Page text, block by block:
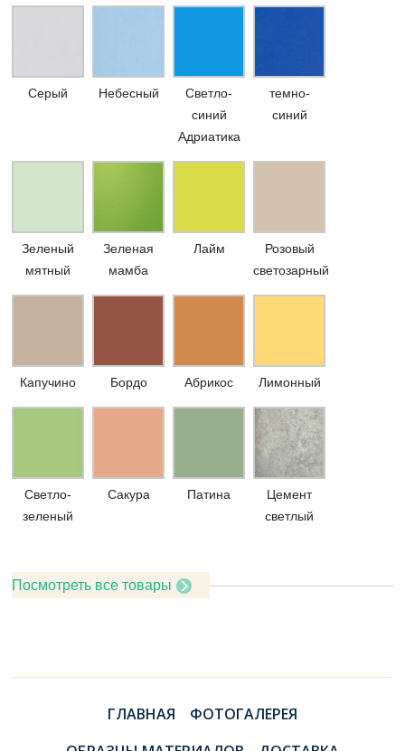
Серый Небесный
Светло-
синий
Адриатика
темно-
синий
Зеленый
мятный
Зеленая
мамба
Лайм
Розовый
светозарный
Капучино Бордо Абрикос Лимонный
Светло-
зеленый
Сакура Патина
Цемент
светлый
Посмотреть все товары
ГЛАВНАЯ
ФОТОГАЛЕРЕЯ